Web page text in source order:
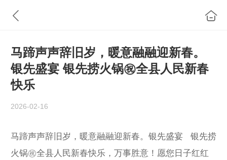
​马蹄声声辞旧岁，暖意融融迎新春。
银先盛宴 银先捞火锅㊗️全县人民新春
快乐
2026-02-16
马蹄声声辞旧岁，暖意融融迎新春。银先盛宴 银先捞
火锅㊗️全县人民新春快乐，万事胜意！愿您日子红红